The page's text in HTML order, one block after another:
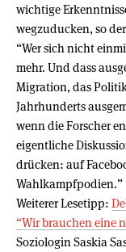
wichtige
wegzuducken, so
“Wer sich nicht
mehr. Und dass
Migration, das
Jahrhunderts
wenn die Forscher
eigentliche
drücken: auf
Wahlkampfpodien.”
Weiterer Lesetipp:
“Wir brauchen eine
Soziologin Saskia